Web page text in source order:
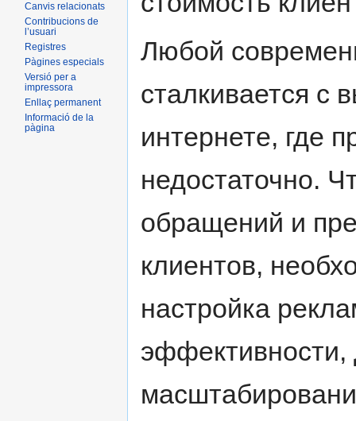
Любой
сталкивается с
интернете, где
недостаточно.
обращений и
клиентов,
настройка
эффективности,
Canvis relacionats
Contribucions de
l’usuari
Registres
Pàgines especials
Versió per a
impressora
Enllaç permanent
Informació de la
pàgina